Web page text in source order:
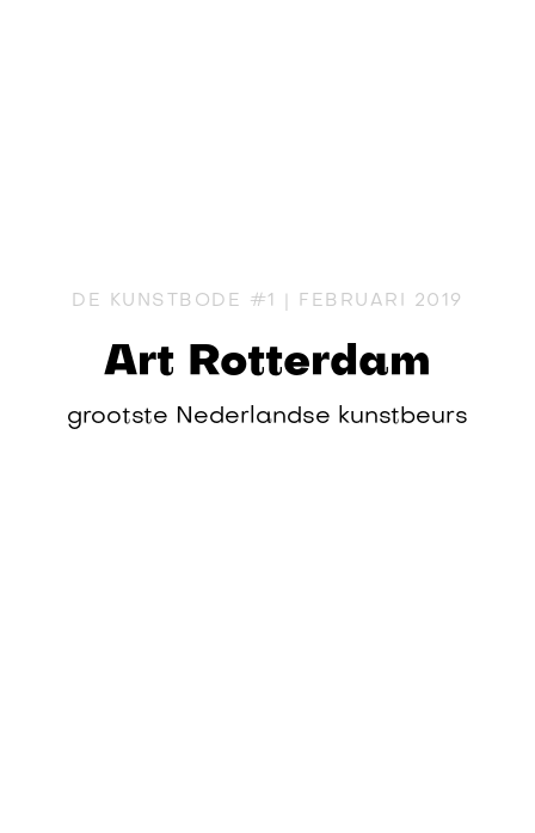
DE KUNSTBODE #1 | FEBRUARI 2019
Art Rotterdam
grootste Nederlandse kunstbeurs